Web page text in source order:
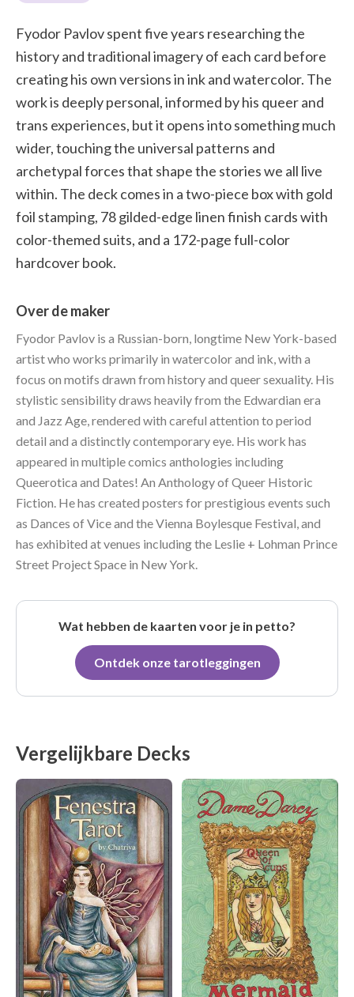
Fyodor Pavlov spent five years researching the
history and traditional imagery of each card before
creating his own versions in ink and watercolor. The
work is deeply personal, informed by his queer and
trans experiences, but it opens into something much
wider, touching the universal patterns and
archetypal forces that shape the stories we all live
within. The deck comes in a two-piece box with gold
foil stamping, 78 gilded-edge linen finish cards with
color-themed suits, and a 172-page full-color
hardcover book.
Over de maker
Fyodor Pavlov is a Russian-born, longtime New York-based
artist who works primarily in watercolor and ink, with a
focus on motifs drawn from history and queer sexuality. His
stylistic sensibility draws heavily from the Edwardian era
and Jazz Age, rendered with careful attention to period
detail and a distinctly contemporary eye. His work has
appeared in multiple comics anthologies including
Queerotica and Dates! An Anthology of Queer Historic
Fiction. He has created posters for prestigious events such
as Dances of Vice and the Vienna Boylesque Festival, and
has exhibited at venues including the Leslie + Lohman Prince
Street Project Space in New York.
Wat hebben de kaarten voor je in petto?
Ontdek onze tarotleggingen
Vergelijkbare Decks